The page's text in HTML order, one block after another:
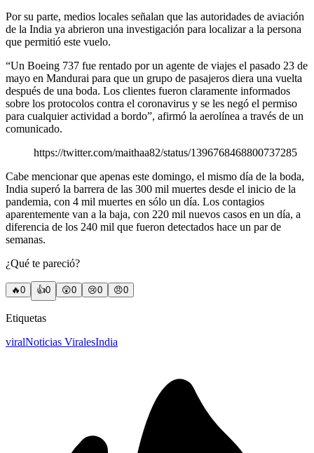
Por su parte, medios locales señalan que las autoridades de aviación
de la India ya abrieron una investigación para localizar a la persona
que permitió este vuelo.
“Un Boeing 737 fue rentado por un agente de viajes el pasado 23 de
mayo en Mandurai para que un grupo de pasajeros diera una vuelta
después de una boda. Los clientes fueron claramente informados
sobre los protocolos contra el coronavirus y se les negó el permiso
para cualquier actividad a bordo”, afirmó la aerolínea a través de un
comunicado.
https://twitter.com/maithaa82/status/1396768468800737285
Cabe mencionar que apenas este domingo, el mismo día de la boda,
India superó la barrera de las 300 mil muertes desde el inicio de la
pandemia, con 4 mil muertes en sólo un día. Los contagios
aparentemente van a la baja, con 220 mil nuevos casos en un día, a
diferencia de los 240 mil que fueron detectados hace un par de
semanas.
¿Qué te pareció?
🔥0 👍0 😲0 😢0 😠0
Etiquetas
viralNoticias ViralesIndia